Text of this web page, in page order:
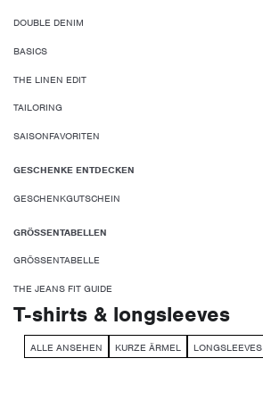
DOUBLE DENIM
BASICS
THE LINEN EDIT
TAILORING
SAISONFAVORITEN
GESCHENKE ENTDECKEN
GESCHENKGUTSCHEIN
GRÖSSENTABELLEN
GRÖSSENTABELLE
THE JEANS FIT GUIDE
T-shirts & longsleeves
ALLE ANSEHEN KURZE ÄRMEL LONGSLEEVES